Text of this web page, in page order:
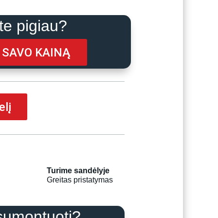
pigiau?
KAINĄ
Turime sandėlyje
Greitas pristatymas